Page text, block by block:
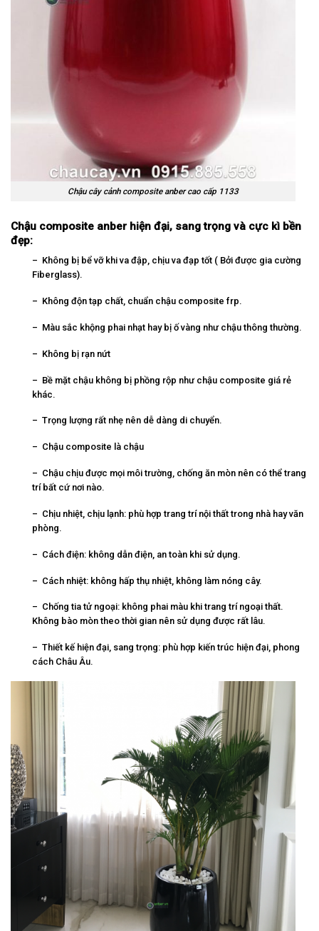
Chậu cây cảnh composite anber cao cấp 1133
Chậu composite anber hiện đại, sang trọng và cực kì bền
đẹp:
– Không bị bể vỡ khi va đập, chịu va đạp tốt ( Bởi được gia cường
Fiberglass).
– Không độn tạp chất, chuẩn chậu composite frp.
– Màu sắc khộng phai nhạt hay bị ố vàng như chậu thông thường.
– Không bị rạn nứt
– Bề mặt chậu không bị phồng rộp như chậu composite giá rẻ
khác.
– Trọng lượng rất nhẹ nên dễ dàng di chuyển.
– Chậu composite là chậu
– Chậu chịu được mọi môi trường, chống ăn mòn nên có thể trang
trí bất cứ nơi nào.
– Chịu nhiệt, chịu lạnh: phù hợp trang trí nội thất trong nhà hay văn
phòng.
– Cách điện: không dẫn điện, an toàn khi sử dụng.
– Cách nhiệt: không hấp thụ nhiệt, không làm nóng cây.
– Chống tia tử ngoại: không phai màu khi trang trí ngoại thất.
Không bào mòn theo thời gian nên sử dụng được rất lâu.
– Thiết kế hiện đại, sang trọng: phù hợp kiến trúc hiện đại, phong
cách Châu Âu.